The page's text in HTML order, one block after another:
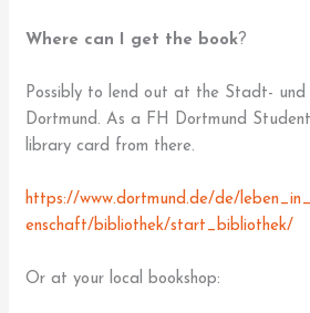
Where can I get the book?
Possibly to lend out at the Stadt- und
Dortmund. As a FH Dortmund
library card from there.
https://www.dortmund.de/de/
enschaft/bibliothek/start_bibliothek/
Or at your local bookshop: